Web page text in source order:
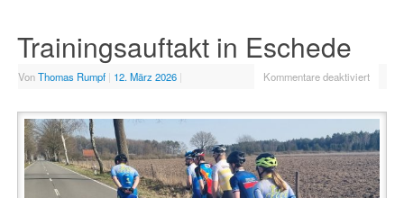
Trainingsauftakt in Eschede
VonThomas Rumpf | 12. März 2026 | Kommentare deaktiviert